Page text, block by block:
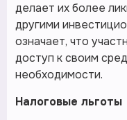
делает их более
другими
означает, что
доступ к своим
необходимости.
Налоговые льготы